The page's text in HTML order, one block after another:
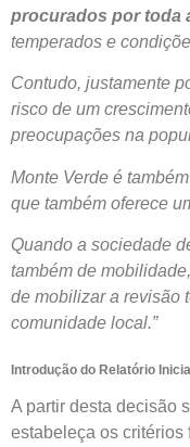
procurados por toda
temperados e
Contudo, justamente
risco de um
preocupações na
Monte Verde é
que também oferece
Quando a sociedade
também de
de mobilizar a revisão
comunidade local.”
Introdução do Relatório
A partir desta decisão
estabeleça os critérios